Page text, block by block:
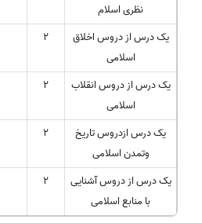
نظری اسلام
یک درس از دروس اخلاق
اسلامی
2
یک درس از دروس انقلاب
اسلامی
2
یک درس ازدروس تاریخ
وتمدن اسلامی
2
یک درس از دروس آشنایی
با منابع اسلامی
2